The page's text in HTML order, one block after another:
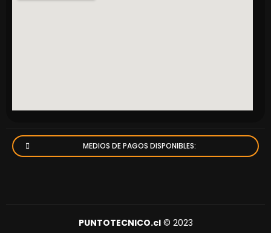
MEDIOS DE PAGOS DISPONIBLES:
PUNTOTECNICO.cl© 2023